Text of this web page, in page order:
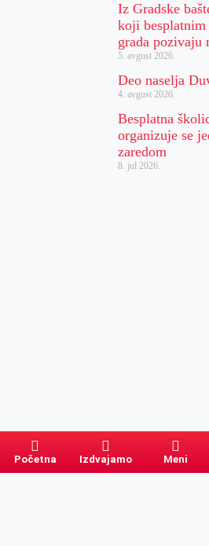
Iz Gradske
koji
grada pozivaju
5. avgust 2026.
Deo naselja
4. avgust 2026.
Besplatna
organizuje se
zaredom
8. jul 2026.
Početna Izdvajamo Meni